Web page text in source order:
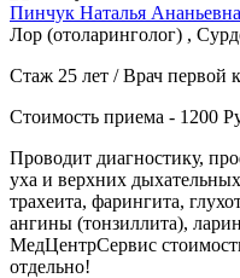
Пинчук Наталья Ананьевна
Лор (отоларинголог) ,
Стаж 25 лет / Врач первой
Стоимость приема - 1200
Проводит диагностику,
уха и верхних
трахеита, фарингита,
ангины (тонзиллита),
МедЦентрСервис
отдельно!